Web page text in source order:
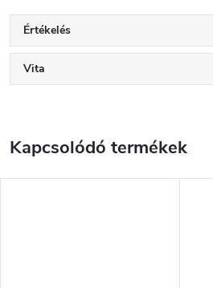
Értékelés
Vita
Kapcsolódó termékek